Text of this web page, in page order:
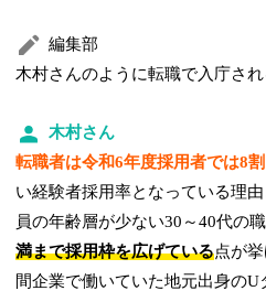
編集部
木村さんのように転職で入庁さ
木村さん
転職者は令和6年度採用者では8割
い経験者採用率となっている理
員の年齢層が少ない30～40代の
満まで採用枠を広げている点が
間企業で働いていた地元出身の